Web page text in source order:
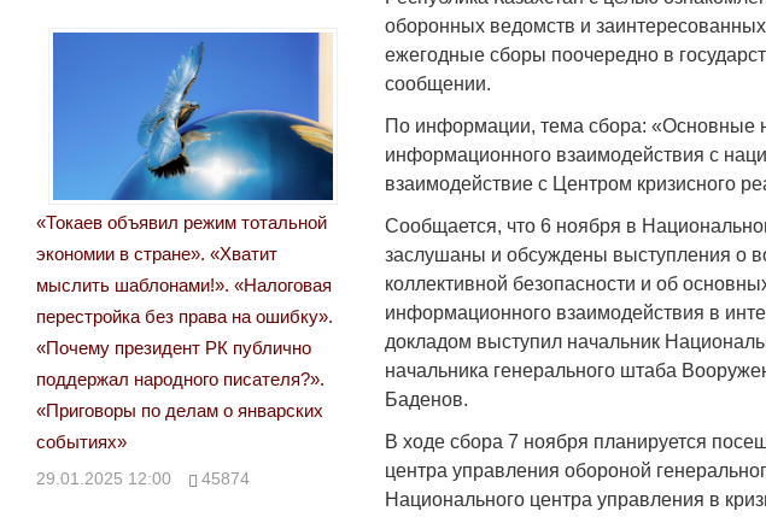
оборонных ведомств и
ежегодные сборы поочередно в
сообщении.
По информации, тема сбора: «Основные
информационного взаимодействия с
взаимодействие с Центром кризисного
Сообщается, что 6 ноября в
заслушаны и обсуждены выступления о
коллективной безопасности и об
информационного взаимодействия в
докладом выступил начальник
начальника генерального штаба
Баденов.
В ходе сбора 7 ноября планируется
центра управления обороной
Национального центра управления в
«Токаев объявил режим тотальной
экономии в стране». «Хватит
мыслить шаблонами!». «Налоговая
перестройка без права на ошибку».
«Почему президент РК публично
поддержал народного писателя?».
«Приговоры по делам о январских
событиях»
29.01.2025 12:00 45874